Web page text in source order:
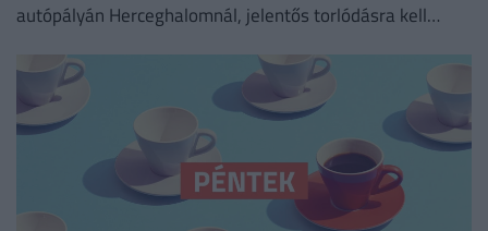
autópályán Herceghalomnál, jelentős torlódásra kell